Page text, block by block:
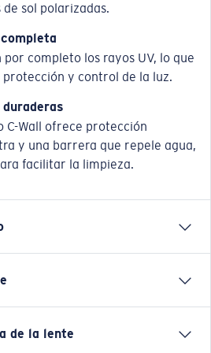
sol polarizadas.
por completo los rayos UV, lo que
y control de la luz.
C-Wall ofrece protección
y una barrera que repele agua,
facilitar la limpieza.
como broadbill en algunos
con un estilo envolvente
de la lente